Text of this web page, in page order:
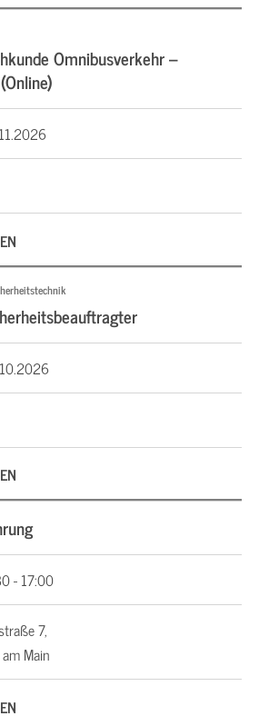
Omnibusverkehr –
- 17:00
7,
Main